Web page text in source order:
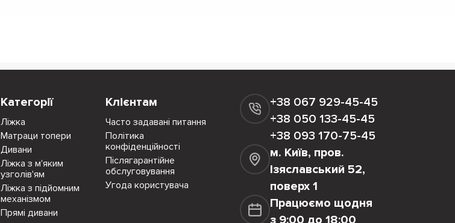
Категорії
Ліжка
Матраци топери
Дивани
Ліжка з м'яким
узголів'ям
Ліжка з підйомним
механізмом
Прямі дивани
Клієнтам
Часто задавані питання
Політика
конфіденційності
Післягарантійне
обслуговування
Угода користувача
+38 067 929-45-45
+38 050 133-45-45
+38 093 170-75-45
м. Київ, пров.
Ізяславський 52,
поверх 1
Працюємо щодня
з 9:00 до 18:00